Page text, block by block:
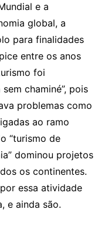
e a
global, a
para finalidades
entre os anos
foi
chaminé”, pois
problemas como
ao ramo
“turismo de
dominou projetos
os continentes.
essa atividade
e ainda são.